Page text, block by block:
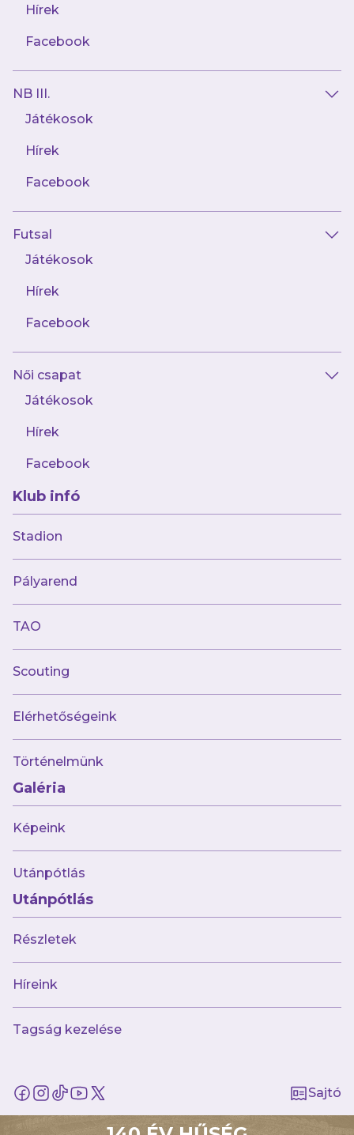
Hírek
Facebook
NB III.
Játékosok
Hírek
Facebook
Futsal
Játékosok
Hírek
Facebook
Női csapat
Játékosok
Hírek
Facebook
Klub infó
Stadion
Pályarend
TAO
Scouting
Elérhetőségeink
Történelmünk
Galéria
Képeink
Utánpótlás
Utánpótlás
Részletek
Híreink
Tagság kezelése
Sajtó
Horvátországban
2026.07.31
Készülj a vasárnapi meccsnapra:
nyeremények várnak!
💜 Mi a Te sztorid?
2026.07.27
Heti program
2026.07.20